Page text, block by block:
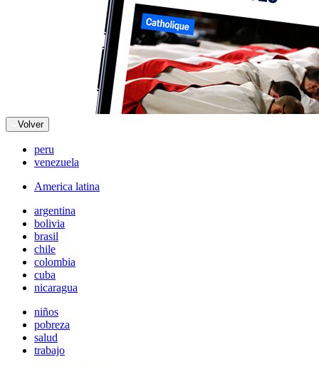
Volver
peru
venezuela
America latina
argentina
bolivia
brasil
chile
colombia
cuba
nicaragua
niños
pobreza
salud
trabajo